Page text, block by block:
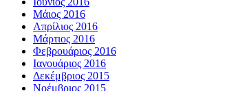
Μάιος 2016
Απρίλιος 2016
Μάρτιος 2016
Φεβρουάριος 2016
Ιανουάριος 2016
Δεκέμβριος 2015
Νοέμβριος 2015